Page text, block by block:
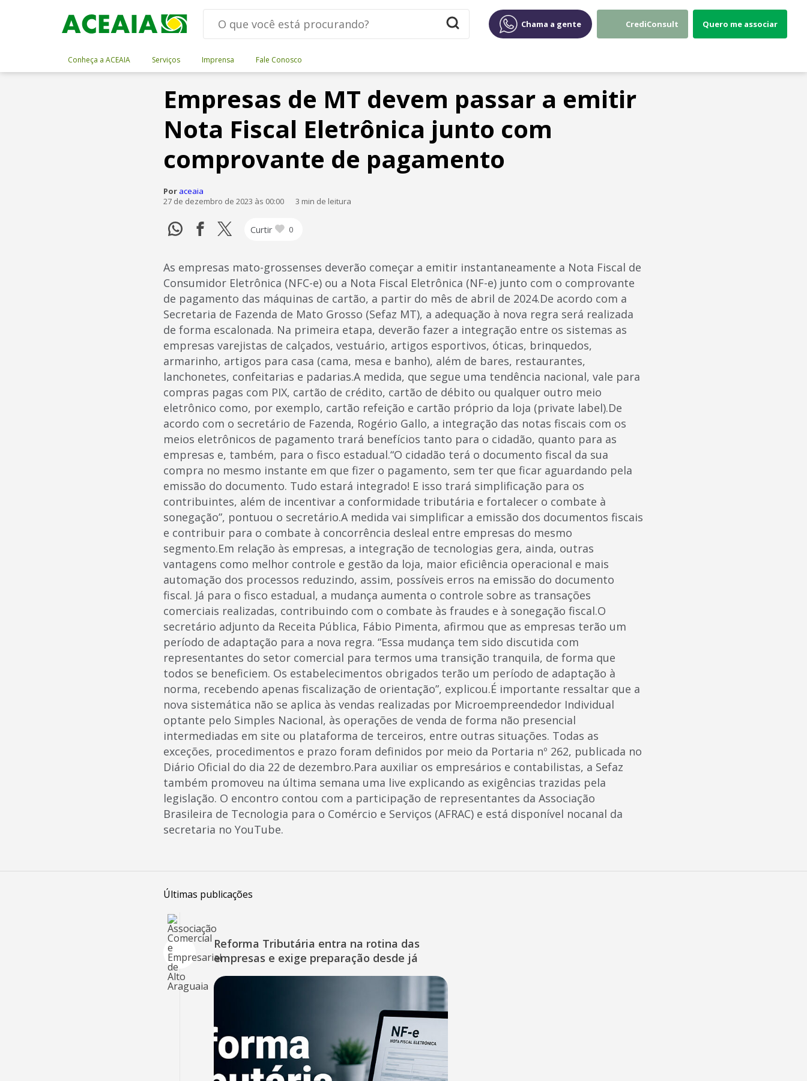
Chama a gente CrediConsult Quero me associar
Conheça a ACEAIA Serviços Imprensa Fale Conosco
Empresas de MT devem passar a emitir
Nota Fiscal Eletrônica junto com
comprovante de pagamento
Por aceaia
27 de dezembro de 2023 às 00:00
3 min de leitura
Curtir 0
As empresas mato-grossenses deverão começar a emitir instantaneamente a Nota Fiscal de
Consumidor Eletrônica (NFC-e) ou a Nota Fiscal Eletrônica (NF-e) junto com o comprovante
de pagamento das máquinas de cartão, a partir do mês de abril de 2024.De acordo com a
Secretaria de Fazenda de Mato Grosso (Sefaz MT), a adequação à nova regra será realizada
de forma escalonada. Na primeira etapa, deverão fazer a integração entre os sistemas as
empresas varejistas de calçados, vestuário, artigos esportivos, óticas, brinquedos,
armarinho, artigos para casa (cama, mesa e banho), além de bares, restaurantes,
lanchonetes, confeitarias e padarias.A medida, que segue uma tendência nacional, vale para
compras pagas com PIX, cartão de crédito, cartão de débito ou qualquer outro meio
eletrônico como, por exemplo, cartão refeição e cartão próprio da loja (private label).De
acordo com o secretário de Fazenda, Rogério Gallo, a integração das notas fiscais com os
meios eletrônicos de pagamento trará benefícios tanto para o cidadão, quanto para as
empresas e, também, para o fisco estadual.“O cidadão terá o documento fiscal da sua
compra no mesmo instante em que fizer o pagamento, sem ter que ficar aguardando pela
emissão do documento. Tudo estará integrado! E isso trará simplificação para os
contribuintes, além de incentivar a conformidade tributária e fortalecer o combate à
sonegação”, pontuou o secretário.A medida vai simplificar a emissão dos documentos fiscais
e contribuir para o combate à concorrência desleal entre empresas do mesmo
segmento.Em relação às empresas, a integração de tecnologias gera, ainda, outras
vantagens como melhor controle e gestão da loja, maior eficiência operacional e mais
automação dos processos reduzindo, assim, possíveis erros na emissão do documento
fiscal. Já para o fisco estadual, a mudança aumenta o controle sobre as transações
comerciais realizadas, contribuindo com o combate às fraudes e à sonegação fiscal.O
secretário adjunto da Receita Pública, Fábio Pimenta, afirmou que as empresas terão um
período de adaptação para a nova regra. “Essa mudança tem sido discutida com
representantes do setor comercial para termos uma transição tranquila, de forma que
todos se beneficiem. Os estabelecimentos obrigados terão um período de adaptação à
norma, recebendo apenas fiscalização de orientação”, explicou.É importante ressaltar que a
nova sistemática não se aplica às vendas realizadas por Microempreendedor Individual
optante pelo Simples Nacional, às operações de venda de forma não presencial
intermediadas em site ou plataforma de terceiros, entre outras situações. Todas as
exceções, procedimentos e prazo foram definidos por meio da Portaria nº 262, publicada no
Diário Oficial do dia 22 de dezembro.Para auxiliar os empresários e contabilistas, a Sefaz
também promoveu na última semana uma live explicando as exigências trazidas pela
legislação. O encontro contou com a participação de representantes da Associação
Brasileira de Tecnologia para o Comércio e Serviços (AFRAC) e está disponível nocanal da
secretaria no YouTube.
Últimas publicações
Reforma Tributária entra na rotina das
empresas e exige preparação desde já